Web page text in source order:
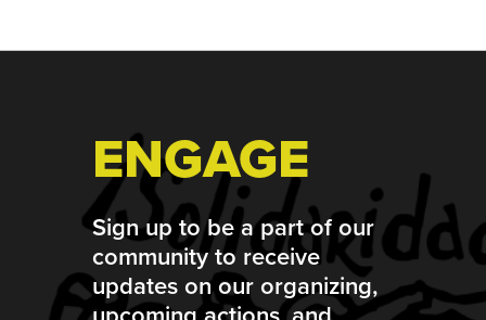
ENGAGE
Sign up to be a part of our
community to receive
updates on our organizing,